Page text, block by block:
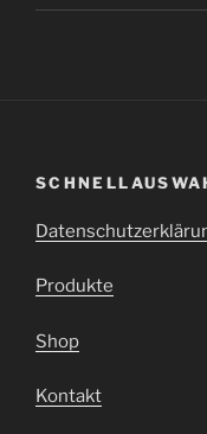
Produkte
Shop
Kontakt